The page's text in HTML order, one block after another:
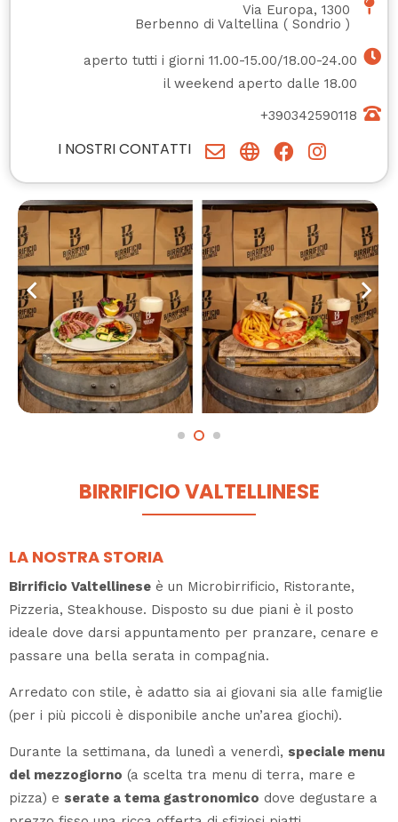
Via Europa, 1300
Berbenno di Valtellina ( Sondrio )
aperto tutti i giorni 11.00-15.00/18.00-24.00
il weekend aperto dalle 18.00
+390342590118
I NOSTRI CONTATTI
BIRRIFICIO VALTELLINESE
LA NOSTRA STORIA
Birrificio Valtellinese è un Microbirrificio, Ristorante,
Pizzeria, Steakhouse. Disposto su due piani è il posto
ideale dove darsi appuntamento per pranzare, cenare e
passare una bella serata in compagnia.
Arredato con stile, è adatto sia ai giovani sia alle famiglie
(per i più piccoli è disponibile anche un’area giochi).
Durante la settimana, da lunedì a venerdì, speciale menu
del mezzogiorno (a scelta tra menu di terra, mare e
pizza) e serate a tema gastronomico dove degustare a